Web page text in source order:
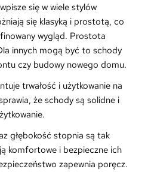
się w wiele stylów
się klasyką i prostotą, co
wygląd. Prostota
innych mogą być to schody
czy budowy nowego domu.
trwałość i użytkowanie na
że schody są solidne i
głębokość stopnia są tak
komfortowe i bezpieczne ich
zapewnia poręcz.